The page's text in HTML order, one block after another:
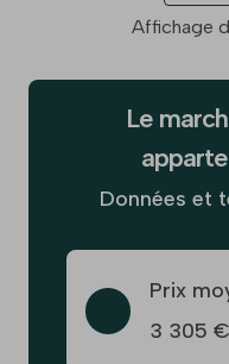
Affichage
Le
Données et
Prix
3 305 €